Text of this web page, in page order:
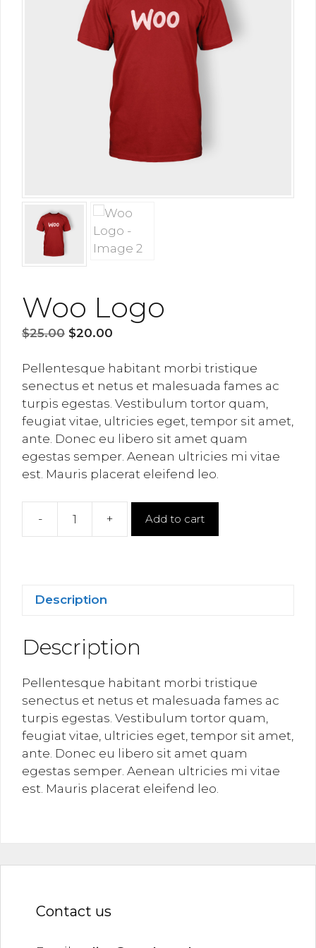
Woo Logo
$25.00 Original
was:
$25.00.
$20.00
is:
$20.00.
Pellentesque habitant morbi tristique
senectus et netus et malesuada fames ac
turpis egestas. Vestibulum tortor quam,
feugiat vitae, ultricies eget, tempor sit amet,
ante. Donec eu libero sit amet quam
egestas semper. Aenean ultricies mi vitae
est. Mauris placerat eleifend leo.
-
Woo
+ Add to cart
Description
Description
Pellentesque habitant morbi tristique
senectus et netus et malesuada fames ac
turpis egestas. Vestibulum tortor quam,
feugiat vitae, ultricies eget, tempor sit amet,
ante. Donec eu libero sit amet quam
egestas semper. Aenean ultricies mi vitae
est. Mauris placerat eleifend leo.
Contact us